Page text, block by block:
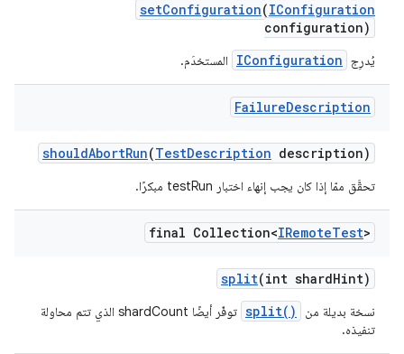
setConfiguration(IConfiguration
configuration)
يُدرِج IConfiguration المستخدَم.
FailureDescription
shouldAbortRun(TestDescription description)
تحقَّق ممّا إذا كان يجب إنهاء اختبار testRun مبكرًا.
final Collection<IRemoteTest>
split(int shardHint)
نسخة بديلة من split()
توفّر أيضًا shardCount الذي تتم محاولة
تنفيذه.